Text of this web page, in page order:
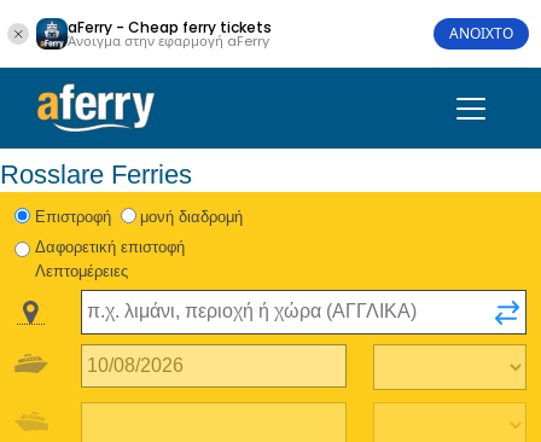
aFerry - Cheap ferry tickets
Άνοιγμα στην εφαρμογή aFerry ΑΝΟΙΧΤΟ
Rosslare Ferries
Eπιστροφή
μονή διαδρομή
Δαφορετική επιστοφή
Λεπτομέρειες